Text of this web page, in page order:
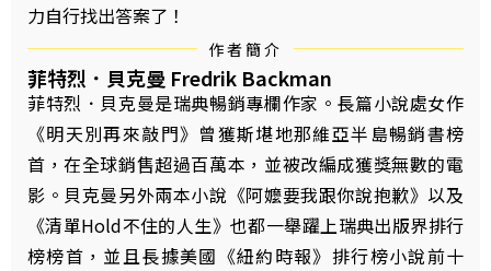
力自行找出答案了！
作者簡介
菲特烈．貝克曼 Fredrik Backman
菲特烈．貝克曼是瑞典暢銷專欄作家。長篇小說處女作
《明天別再來敲門》曾獲斯堪地那維亞半島暢銷書榜
首，在全球銷售超過百萬本，並被改編成獲獎無數的電
影。貝克曼另外兩本小說《阿嬤要我跟你說抱歉》以及
《清單Hold不住的人生》也都一舉躍上瑞典出版界排行
榜榜首，並且長據美國《紐約時報》排行榜小說前十